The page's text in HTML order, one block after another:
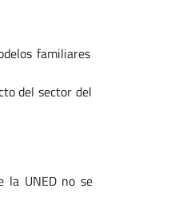
familiares
del sector del
la UNED no se